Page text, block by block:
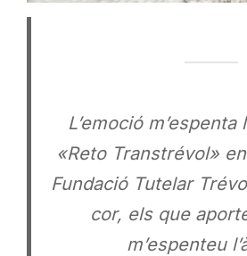
L’emoció
«Reto Transtrévol»
Fundació Tutelar
cor, els que
m’espenteu